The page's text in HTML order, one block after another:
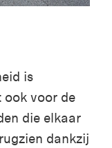
is
ook voor de
die elkaar
dankzij